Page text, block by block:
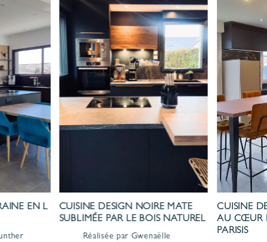
EN L
CUISINE DESIGN NOIRE MATE
SUBLIMÉE PAR LE BOIS NATUREL
Réalisée par Gwenaëlle
CUISINE
AU CŒUR
PARISIS